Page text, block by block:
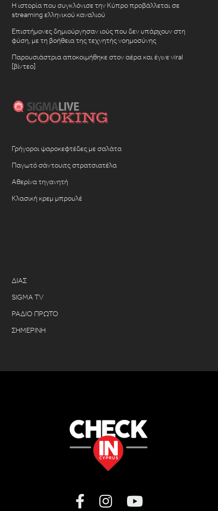
Η ιστορία που συγκλόνισε την Κύπρο προβάλλεται σε
streaming ελληνικού καναλιού
Επιστήμονες δημιούργησαν ιούς που δεν υπάρχουν στη
φύση, με τη βοήθεια της τεχνητής νοημοσύνης
Παρουσιάστρια αποκοιμήθηκε στον αέρα και έγινε viral
[βίντεο]
Γρήγοροι ψαροκεφτέδες με σαλάτα
Παγωτό σάντουιτς στρατσιατέλα
Αθερίνα τηγανητή
Κλασική κρεμ μπρουλέ
ΔΙΑΣ
SIGMA TV
ΡΑΔΙΟ ΠΡΩΤΟ
ΣΗΜΕΡΙΝΗ